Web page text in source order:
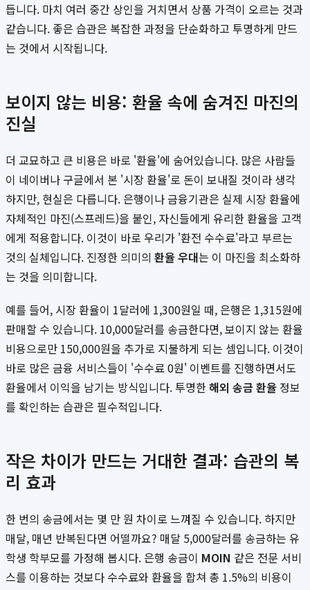
듭니다. 마치 여러 중간 상인을 거치면서 상품 가격이 오르는 것과
같습니다. 좋은 습관은 복잡한 과정을 단순화하고 투명하게 만드
는 것에서 시작됩니다.
보이지 않는 비용: 환율 속에 숨겨진 마진의
진실
더 교묘하고 큰 비용은 바로 '환율'에 숨어있습니다. 많은 사람들
이 네이버나 구글에서 본 '시장 환율'로 돈이 보내질 것이라 생각
하지만, 현실은 다릅니다. 은행이나 금융기관은 실제 시장 환율에
자체적인 마진(스프레드)을 붙인, 자신들에게 유리한 환율을 고객
에게 적용합니다. 이것이 바로 우리가 '환전 수수료'라고 부르는
것의 실체입니다. 진정한 의미의 환율 우대는 이 마진을 최소화하
는 것을 의미합니다.
예를 들어, 시장 환율이 1달러에 1,300원일 때, 은행은 1,315원에
판매할 수 있습니다. 10,000달러를 송금한다면, 보이지 않는 환율
비용으로만 150,000원을 추가로 지불하게 되는 셈입니다. 이것이
바로 많은 금융 서비스들이 '수수료 0원' 이벤트를 진행하면서도
환율에서 이익을 남기는 방식입니다. 투명한해외 송금 환율 정보
를 확인하는 습관은 필수적입니다.
작은 차이가 만드는 거대한 결과: 습관의 복
리 효과
한 번의 송금에서는 몇 만 원 차이로 느껴질 수 있습니다. 하지만
매달, 매년 반복된다면 어떨까요? 매달 5,000달러를 송금하는 유
학생 학부모를 가정해 봅시다. 은행 송금이 MOIN 같은 전문 서비
스를 이용하는 것보다 수수료와 환율을 합쳐 총 1.5%의 비용이